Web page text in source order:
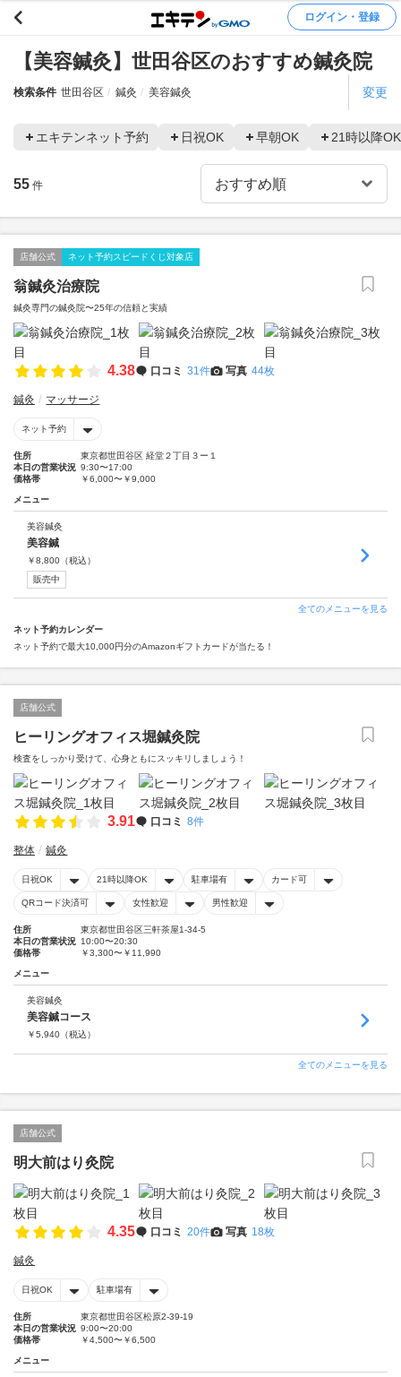
ログイン・登録
【美容鍼灸】世田谷区のおすすめ鍼灸院
検索条件 世田谷区 鍼灸 美容鍼灸 変更
エキテンネット予約 日祝OK 早朝OK 21時以降OK
55 件
店舗公式 ネット予約スピードくじ対象店
翁鍼灸治療院
鍼灸専門の鍼灸院〜25年の信頼と実績
4.38 口コミ 31件 写真 44枚
鍼灸 マッサージ
ネット予約
住所
東京都世田谷区 経堂２丁目３ー１
本日の営業状況 9:30〜17:00
価格帯
￥6,000〜￥9,000
メニュー
美容鍼灸
美容鍼
￥8,800 （税込）
販売中
全てのメニューを見る
ネット予約カレンダー
ネット予約で最大10,000円分のAmazonギフトカードが当たる！
店舗公式
ヒーリングオフィス堀鍼灸院
検査をしっかり受けて、心身ともにスッキリしましょう！
3.91 口コミ 8件
整体 鍼灸
日祝OK 21時以降OK 駐車場有 カード可
QRコード決済可 女性歓迎 男性歓迎
住所
東京都世田谷区三軒茶屋1-34-5
本日の営業状況 10:00〜20:30
価格帯
￥3,300〜￥11,990
メニュー
美容鍼灸
美容鍼コース
￥5,940 （税込）
全てのメニューを見る
店舗公式
明大前はり灸院
4.35 口コミ 20件 写真 18枚
鍼灸
日祝OK 駐車場有
住所
東京都世田谷区松原2-39-19
本日の営業状況 9:00〜20:00
価格帯
￥4,500〜￥6,500
メニュー